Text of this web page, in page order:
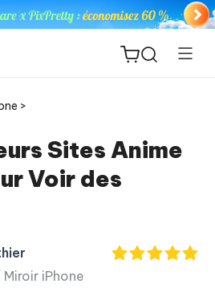
>
Sites Anime
Voir des
Miroir iPhone